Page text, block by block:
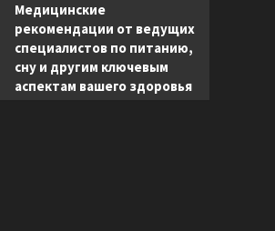
Медицинские
рекомендации от ведущих
специалистов по питанию,
сну и другим ключевым
аспектам вашего здоровья